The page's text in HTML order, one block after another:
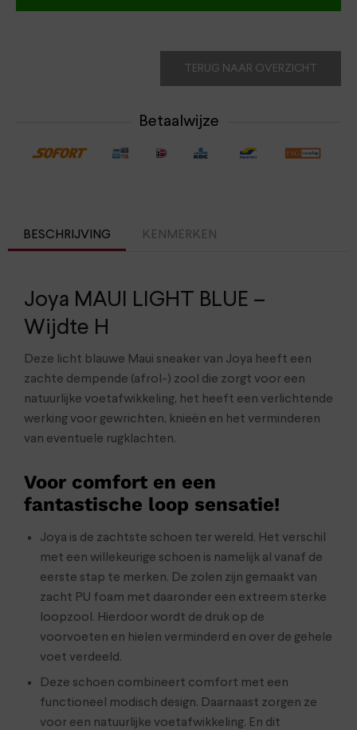
TERUG NAAR OVERZICHT
Betaalwijze
BESCHRIJVING KENMERKEN
Joya MAUI LIGHT BLUE –
Wijdte H
Deze licht blauwe Maui sneaker van Joya heeft een
zachte dempende (afrol-) zool die zorgt voor een
natuurlijke voetafwikkeling, het heeft een verlichtende
werking voor gewrichten, knieën en het verminderen
van eventuele rugklachten.
Voor comfort en een
fantastische loop sensatie!
Joya is de zachtste schoen ter wereld. Het verschil
met een willekeurige schoen is namelijk al vanaf de
eerste stap te merken. De zolen zijn gemaakt van
zacht PU foam met daaronder een extreem sterke
loopzool. Hierdoor wordt de druk op de
voorvoeten en hielen verminderd en over de gehele
voet verdeeld.
Deze schoen combineert comfort met een
functioneel modisch design. Daarnaast zorgen ze
voor een natuurlijke voetafwikkeling. En dit